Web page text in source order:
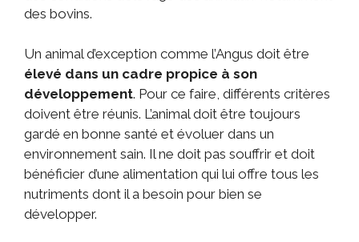
des bovins.
Un animal d’exception comme l’Angus doit être
élevé dans un cadre propice à son
développement. Pour ce faire, différents critères
doivent être réunis. L’animal doit être toujours
gardé en bonne santé et évoluer dans un
environnement sain. Il ne doit pas souffrir et doit
bénéficier d’une alimentation qui lui offre tous les
nutriments dont il a besoin pour bien se
développer.